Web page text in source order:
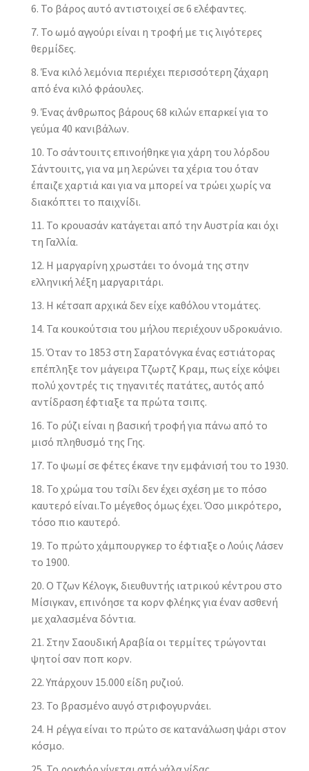
Το βάρος αυτό αντιστοιχεί σε 6 ελέφαντες.
Το ωμό αγγούρι είναι η τροφή με τις λιγότερες
θερμίδες.
Ένα κιλό λεμόνια περιέχει περισσότερη ζάχαρη
από ένα κιλό φράουλες.
Ένας άνθρωπος βάρους 68 κιλών επαρκεί για το
γεύμα 40 κανιβάλων.
Το σάντουιτς επινοήθηκε για χάρη του λόρδου
Σάντουιτς, για να μη λερώνει τα χέρια του όταν
έπαιζε χαρτιά και για να μπορεί να τρώει χωρίς να
διακόπτει το παιχνίδι.
Το κρουασάν κατάγεται από την Αυστρία και όχι
τη Γαλλία.
Η μαργαρίνη χρωστάει το όνομά της στην
ελληνική λέξη μαργαριτάρι.
Η κέτσαπ αρχικά δεν είχε καθόλου ντομάτες.
Τα κουκούτσια του μήλου περιέχουν υδροκυάνιο.
Όταν το 1853 στη Σαρατόνγκα ένας εστιάτορας
επέπληξε τον μάγειρα Τζωρτζ Κραμ, πως είχε κόψει
πολύ χοντρές τις τηγανιτές πατάτες, αυτός από
αντίδραση έφτιαξε τα πρώτα τσιπς.
Το ρύζι είναι η βασική τροφή για πάνω από το
μισό πληθυσμό της Γης.
Το ψωμί σε φέτες έκανε την εμφάνισή του το 1930.
Το χρώμα του τσίλι δεν έχει σχέση με το πόσο
καυτερό είναι.Το μέγεθος όμως έχει. Όσο μικρότερο,
τόσο πιο καυτερό.
Το πρώτο χάμπουργκερ το έφτιαξε ο Λούις Λάσεν
το 1900.
Ο Τζων Κέλογκ, διευθυντής ιατρικού κέντρου στο
Μίσιγκαν, επινόησε τα κορν φλέηκς για έναν ασθενή
με χαλασμένα δόντια.
Στην Σαουδική Αραβία οι τερμίτες τρώγονται
ψητοί σαν ποπ κορν.
Υπάρχουν 15.000 είδη ρυζιού.
Το βρασμένο αυγό στριφογυρνάει.
Η ρέγγα είναι το πρώτο σε κατανάλωση ψάρι στον
κόσμο.